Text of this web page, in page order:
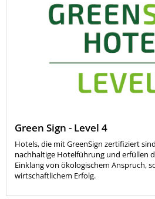
Green Sign - Level 4
Hotels, die mit GreenSign zertifiziert
nachhaltige Hotelführung und erfüllen
Einklang von ökologischem Anspruch,
wirtschaftlichem Erfolg.